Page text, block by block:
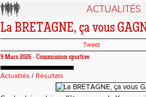
ACTUALITÉS
La BRETAGNE, ça vous
Tweet
9 Mars 2026 - Commission sportive
Actualités / Résultats